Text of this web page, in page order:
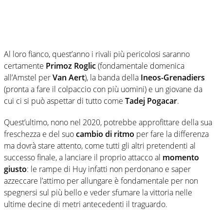
Al loro fianco, quest’anno i rivali più pericolosi saranno
certamente Primoz Roglic(fondamentale domenica
all’Amstel perVan Aert), la banda della Ineos-Grenadiers
(pronta a fare il colpaccio con più uomini) e un giovane da
cui ci si può aspettar di tutto come Tadej Pogacar.
Quest’ultimo, nono nel 2020, potrebbe approfittare della sua
freschezza e del suocambio di ritmo per fare la differenza
ma dovrà stare attento, come tutti gli altri pretendenti al
successo finale, a lanciare il proprio attacco al momento
giusto: le rampe di Huy infatti non perdonano e saper
azzeccare l’attimo per allungare è fondamentale per non
spegnersi sul più bello e veder sfumare la vittoria nelle
ultime decine di metri antecedenti il traguardo.